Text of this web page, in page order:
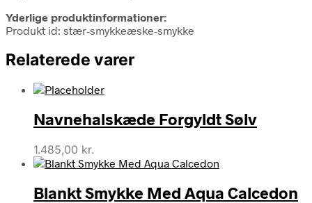
Yderlige produktinformationer:
Produkt id: stær-smykkeæske-smykke
Relaterede varer
Navnehalskæde Forgyldt Sølv
1.485,00 kr.
Blankt Smykke Med Aqua Calcedon